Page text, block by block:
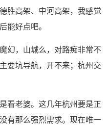
胜高架、中河高架，我感觉
能好点吧。
幻，山城么，对路痴非常不
要坑导航，开不来；杭州交
看老婆。这几年杭州要是正
有那么强烈需求。现在唯一